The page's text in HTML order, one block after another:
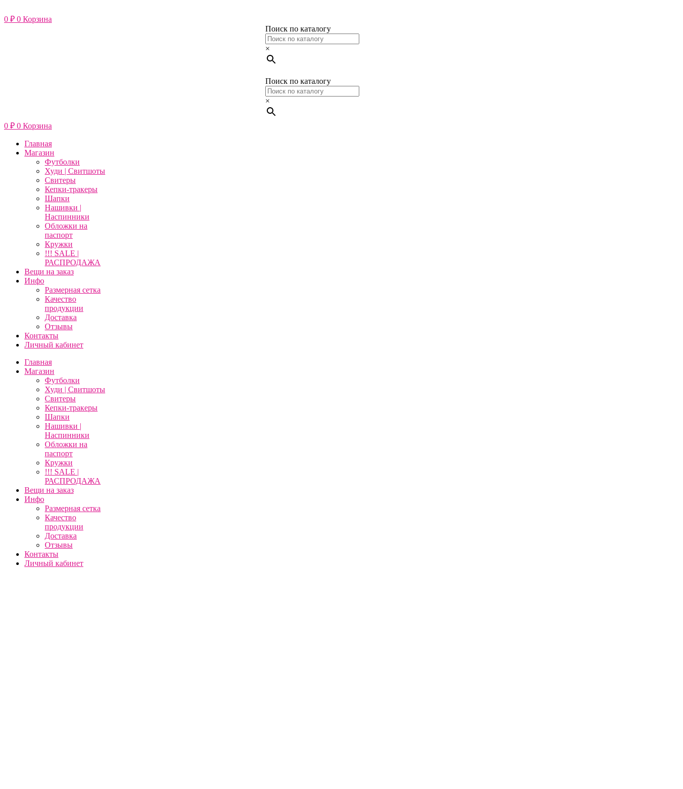
к
содержимому
0 ₽ 0 Корзина
Поиск по каталогу
×
Поиск по каталогу
×
0 ₽ 0 Корзина
Главная
Магазин
Футболки
Худи | Свитшоты
Свитеры
Кепки-тракеры
Шапки
Нашивки |
Наспинники
Обложки на
паспорт
Кружки
!!! SALE |
РАСПРОДАЖА
Вещи на заказ
Инфо
Размерная сетка
Качество
продукции
Доставка
Отзывы
Контакты
Личный кабинет
Главная
Магазин
Футболки
Худи | Свитшоты
Свитеры
Кепки-тракеры
Шапки
Нашивки |
Наспинники
Обложки на
паспорт
Кружки
!!! SALE |
РАСПРОДАЖА
Вещи на заказ
Инфо
Размерная сетка
Качество
продукции
Доставка
Отзывы
Контакты
Личный кабинет